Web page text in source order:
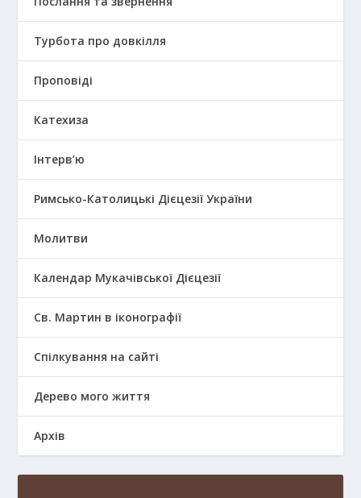
Турбота про довкілля
Проповіді
Катехиза
Інтерв’ю
Римсько-Католицькі Дієцезії України
Молитви
Календар Мукачівської Дієцезії
Св. Мартин в іконографії
Спілкування на сайті
Дерево мого життя
Архів